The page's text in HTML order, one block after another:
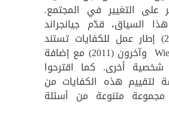
على التغيير في المجتمع.
السياق، قدّم جيانجراند
وآخرون. (2019) إطار عمل للكفايات تستند
على نموذج Wiek وآخرون (2011) مع إضافة
أخرى. كما اقترحوا
لتقييم هذه الكفايات من
متنوعة من أسئلة